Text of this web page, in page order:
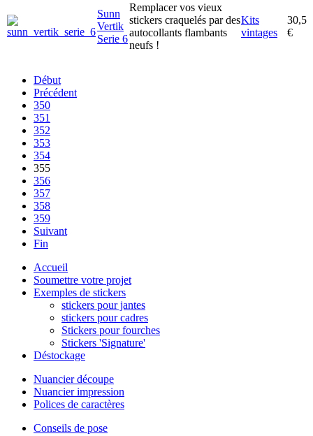
Sunn
Vertik
Serie 6
Remplacer vos vieux
stickers craquelés par des
autocollants flambants
neufs !
Kits
vintages
30,5
€
Début
Précédent
350
351
352
353
354
355
356
357
358
359
Suivant
Fin
Accueil
Soumettre votre projet
Exemples de stickers
stickers pour jantes
stickers pour cadres
Stickers pour fourches
Stickers 'Signature'
Déstockage
Nuancier découpe
Nuancier impression
Polices de caractères
Conseils de pose